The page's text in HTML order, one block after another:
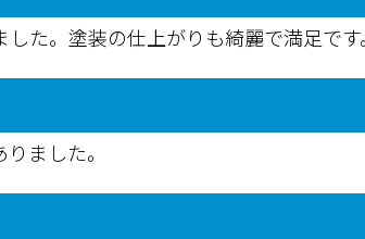
た。塗装の仕上がりも綺麗で満足です
ました。